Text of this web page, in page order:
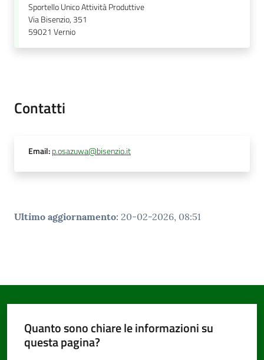
Seguici
su
Sportello Unico Attività Produttive
Via Bisenzio, 351
59021 Vernio
Contatti
Email:p.osazuwa@bisenzio.it
Ultimo aggiornamento: 20-02-2026, 08:51
Quanto sono chiare le informazioni su
questa pagina?